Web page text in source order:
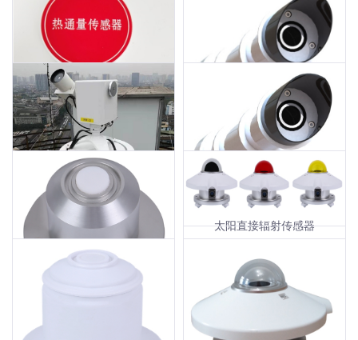
硅基辐照计
全天空成像仪
土壤热通量传感器
跟踪式日照时数传感器
全自动太阳光谱辐射监测系统
太阳直接辐射传感器
高精度太阳紫外辐射传感器
分光谱辐射传感器